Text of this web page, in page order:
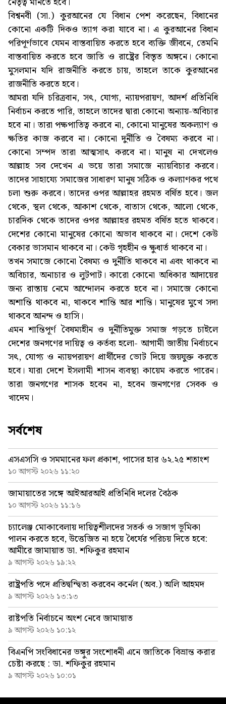
বিশ্বনবী (সা.) কুরআনের যে বিধান পেশ করেছেন, বিধানের
কোনো একটি দিকও ত্যাগ করা যাবে না। এ কুরআনের বিধান
পরিপূর্ণভাবে যেমন বাস্তবায়িত করতে হবে ব্যক্তি জীবনে, তেমনি
বাস্তবায়িত করতে হবে জাতি ও রাষ্ট্রের বিস্তৃত অঙ্গনে। কোনো
মুসলমান যদি রাজনীতি করতে চায়, তাহলে তাকে কুরআনের
রাজনীতি করতে হবে।
আমরা যদি চরিত্রবান, সৎ, যোগ্য, ন্যায়পরায়ণ, আদর্শ প্রতিনিধি
নির্বাচন করতে পারি, তাহলে তাদের দ্বারা কোনো অন্যায়-অবিচার
হবে না। তারা পক্ষপাতিত্ব করবে না, কোনো মানুষের অকল্যাণ ও
ক্ষতির কাজ করবে না। কোনো দুর্নীতি ও বৈষম্য করবে না।
কোনো সম্পদ তারা আত্মসাৎ করবে না। মানুষ না দেখলেও
আল্লাহ সব দেখেন এ ভয়ে তারা সমাজে ন্যায়বিচার করবে।
তাদের সাহায্যে সমাজের সাধারণ মানুষ সঠিক ও কল্যাণকর পথে
চলা শুরু করবে। তাদের ওপর আল্লাহর রহমত বর্ষিত হবে। জল
থেকে, স্থল থেকে, আকাশ থেকে, বাতাস থেকে, আলো থেকে,
চারদিক থেকে তাদের ওপর আল্লাহর রহমত বর্ষিত হতে থাকবে।
দেশের কোনো মানুষের কোনো অভাব থাকবে না। দেশে কেউ
বেকার ভাসমান থাকবে না। কেউ গৃহহীন ও ক্ষুধার্ত থাকবে না।
তখন সমাজে কোনো বৈষম্য ও দুর্নীতি থাকবে না এবং থাকবে না
অবিচার, অনাচার ও লুটপাট। কারো কোনো অধিকার আদায়ের
জন্য রাস্তায় নেমে আন্দোলন করতে হবে না। সমাজে কোনো
অশান্তি থাকবে না, থাকবে শান্তি আর শান্তি। মানুষের মুখে সদা
থাকবে আনন্দ ও হাসি।
এমন শান্তিপূর্ণ বৈষম্যহীন ও দুর্নীতিমুক্ত সমাজ গড়তে চাইলে
দেশের জনগণের দায়িত্ব ও কর্তব্য হলো- আগামী জাতীয় নির্বাচনে
সৎ, যোগ্য ও ন্যায়পরায়ণ প্রার্থীদের ভোট দিয়ে জয়যুক্ত করতে
হবে। যারা দেশে ইসলামী শাসন ব্যবস্থা কায়েম করতে পারেন।
তারা জনগণের শাসক হবেন না, হবেন জনগণের সেবক ও
খাদেম।
সর্বশেষ
এসএসসি ও সমমানের ফল প্রকাশ, পাসের হার ৬২.২৫ শতাংশ
১০ আগস্ট ২০২৬ ১১:২০
জামায়াতের সঙ্গে আইআরআই প্রতিনিধি দলের বৈঠক
১০ আগস্ট ২০২৬ ১১:১৬
চ্যালেঞ্জ মোকাবেলায় দায়িত্বশীলদের সতর্ক ও সজাগ ভূমিকা
পালন করতে হবে, উত্তেজিত না হয়ে ধৈর্যের পরিচয় দিতে হবে:
আমীরে জামায়াত ডা. শফিকুর রহমান
৯ আগস্ট ২০২৬ ১৯:২২
রাষ্ট্রপতি পদে প্রতিদ্বন্দ্বিতা করবেন কর্নেল (অব.) অলি আহমদ
৯ আগস্ট ২০২৬ ১৩:১৩
রাষ্টপতি নির্বাচনে অংশ নেবে জামায়াত
৯ আগস্ট ২০২৬ ১০:১২
বিএনপি সংবিধানের ভঙ্গুর সংশোধনী এনে জাতিকে বিভ্রান্ত করার
চেষ্টা করছে : ডা. শফিকুর রহমান
৯ আগস্ট ২০২৬ ১০:০১